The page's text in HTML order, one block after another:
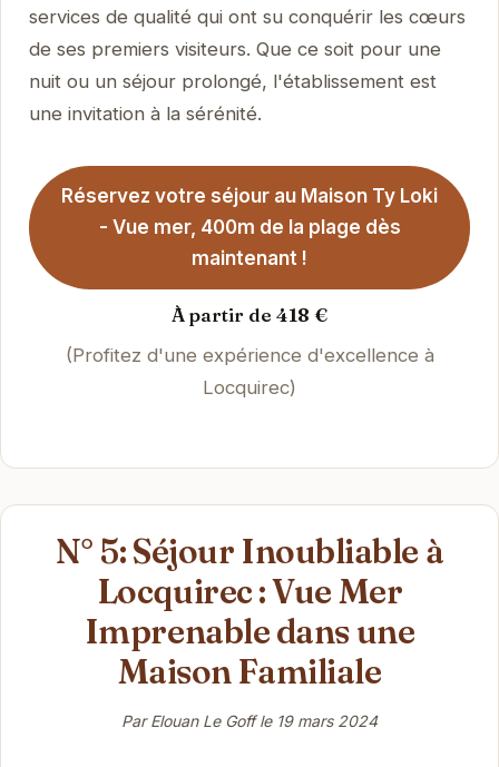
services de qualité qui ont su conquérir les cœurs
de ses premiers visiteurs. Que ce soit pour une
nuit ou un séjour prolongé, l'établissement est
une invitation à la sérénité.
Réservez votre séjour au Maison Ty Loki
- Vue mer, 400m de la plage dès
maintenant !
À partir de 418 €
(Profitez d'une expérience d'excellence à
Locquirec)
N° 5: Séjour Inoubliable à
Locquirec : Vue Mer
Imprenable dans une
Maison Familiale
Par Elouan Le Goff le 19 mars 2024